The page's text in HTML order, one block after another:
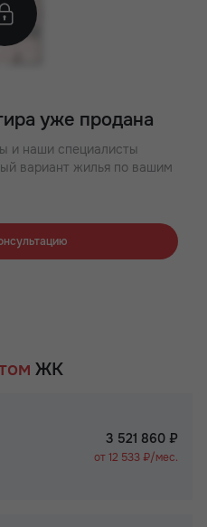
уже продана
и наши специалисты
вариант жилья по вашим
ЖК
3 521 860 ₽
от 12 533 ₽/мес.